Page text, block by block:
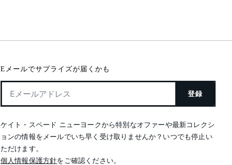
Eメールでサプライズが届くかも
登録
ケイト・スペード ニューヨークから特別なオファーや最新コレクシ
ョンの情報をメールでいち早く受け取りませんか？いつでも停止い
ただけます。
個人情報保護方針をご確認ください。